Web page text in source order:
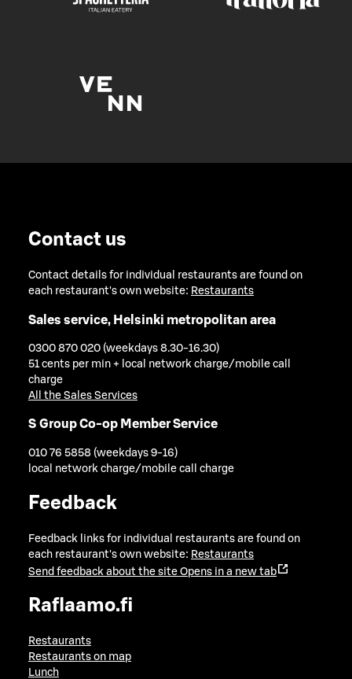
Contact us
Contact details for individual restaurants are found on
each restaurant's own website: Restaurants
Sales service, Helsinki metropolitan area
0300 870 020 (weekdays 8.30-16.30)
51 cents per min + local network charge/mobile call
charge
All the Sales Services
S Group Co-op Member Service
010 76 5858 (weekdays 9-16)
local network charge/mobile call charge
Feedback
Feedback links for individual restaurants are found on
each restaurant's own website: Restaurants
Send feedback about the site Opens in a new tab
Raflaamo.fi
Restaurants
Restaurants on map
Lunch